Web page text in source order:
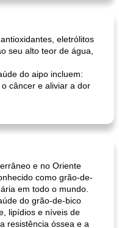
eletrólitos
seu alto teor de água,
do aipo incluem:
câncer e aliviar a dor
e no Oriente
como grão-de-
em todo o mundo.
do grão-de-bico
lipídios e níveis de
resistência óssea e a